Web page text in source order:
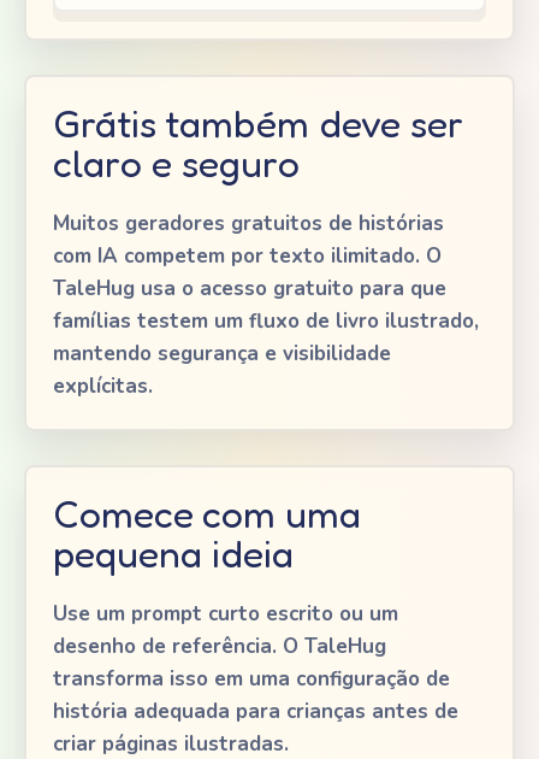
Grátis também deve ser
claro e seguro
Muitos geradores gratuitos de histórias
com IA competem por texto ilimitado. O
TaleHug usa o acesso gratuito para que
famílias testem um fluxo de livro ilustrado,
mantendo segurança e visibilidade
explícitas.
Comece com uma
pequena ideia
Use um prompt curto escrito ou um
desenho de referência. O TaleHug
transforma isso em uma configuração de
história adequada para crianças antes de
criar páginas ilustradas.